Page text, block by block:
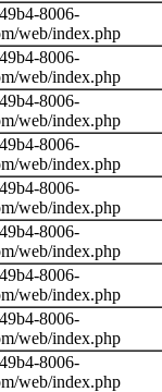
8006-
web/index.php
8006-
web/index.php
8006-
web/index.php
8006-
web/index.php
8006-
web/index.php
8006-
web/index.php
8006-
web/index.php
8006-
web/index.php
8006-
web/index.php